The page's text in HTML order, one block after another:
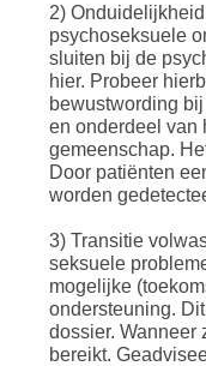
2)
psychoseksuele
sluiten bij de
hier. Probeer
bewustwording
en onderdeel van
gemeenschap.
Door patiënten
worden
3) Transitie
seksuele
mogelijke
ondersteuning.
dossier. Wanneer
bereikt.